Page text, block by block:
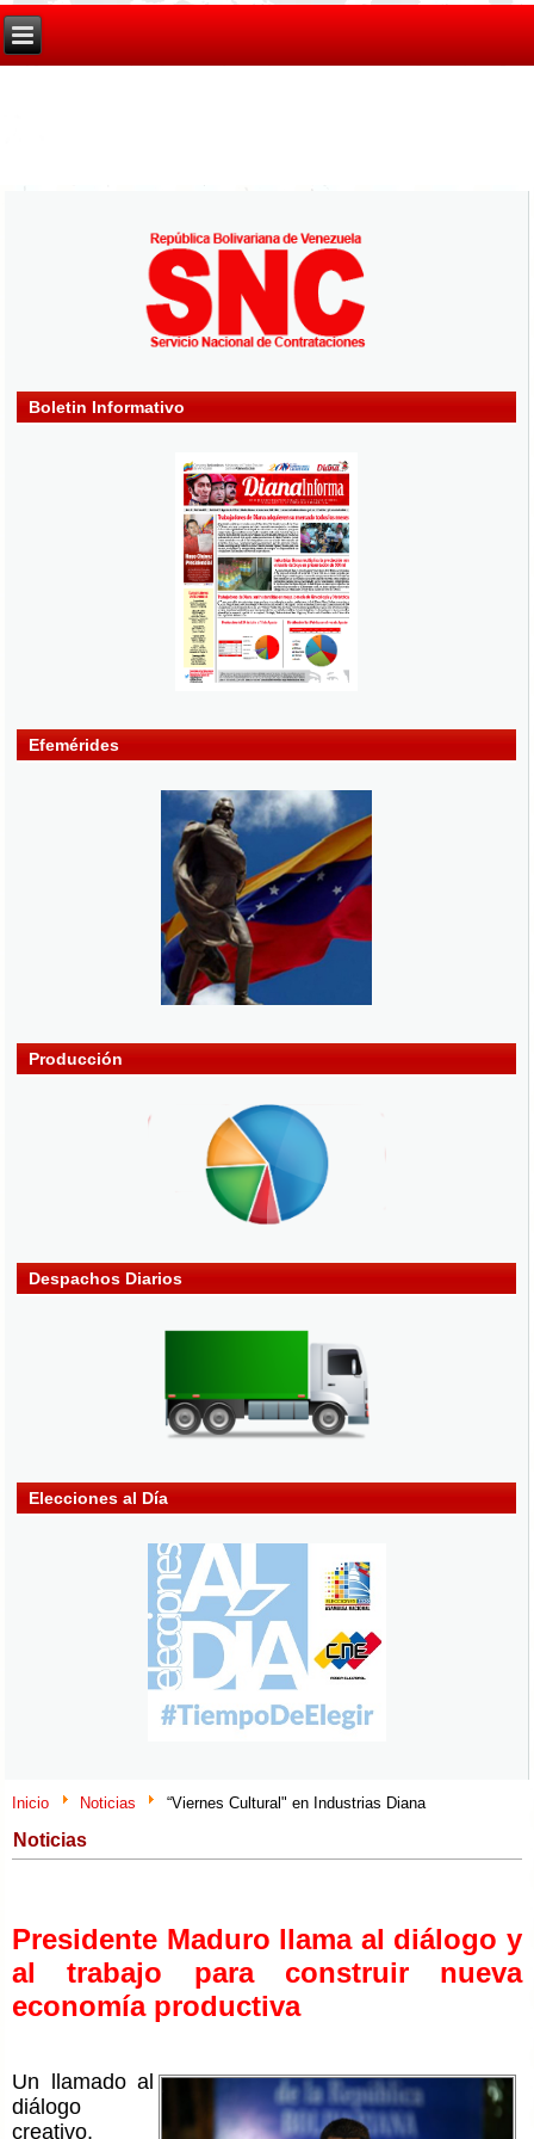
Boletin Informativo
Efemérides
Producción
Despachos Diarios
Elecciones al Día
Inicio Noticias “Viernes Cultural" en Industrias Diana
Noticias
Presidente Maduro llama al diálogo y
al trabajo para construir nueva
economía productiva
Un llamado al
diálogo
creativo,